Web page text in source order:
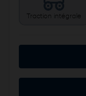
Traction intégrale